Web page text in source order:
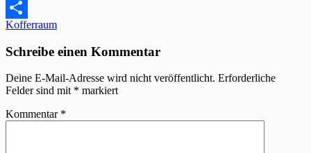
WhatsApp
Teilen
Beitragsnavigation
Kofferraum
Schreibe einen Kommentar
Deine E-Mail-Adresse wird nicht veröffentlicht. Erforderliche
Felder sind mit * markiert
Kommentar *